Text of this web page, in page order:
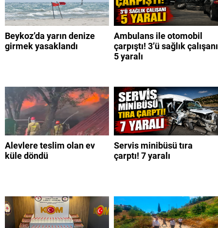
Beykoz’da yarın denize
girmek yasaklandı
Ambulans ile otomobil
çarpıştı! 3’ü sağlık çalışanı
5 yaralı
Alevlere teslim olan ev
küle döndü
Servis minibüsü tıra
çarptı! 7 yaralı